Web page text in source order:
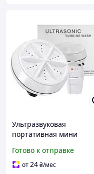
Ультразвуковая
портативная мини
Usltrasonic Turbine Wash
от USB и повербанка
Готово к отправке
от24₴/мес